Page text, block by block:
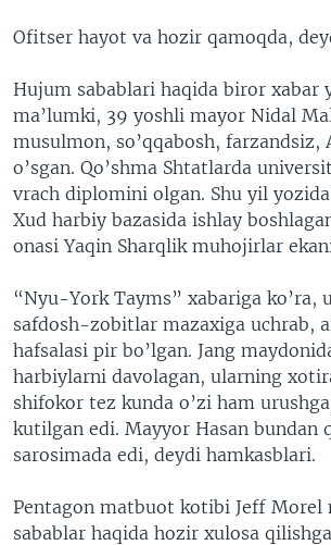
Ofitser hayot va hozir qamoqda,
Hujum sabablari haqida biror xabar
ma’lumki, 39 yoshli mayor Nidal
musulmon, so’qqabosh, farzandsiz,
o’sgan. Qo’shma Shtatlarda
vrach diplomini olgan. Shu yil
Xud harbiy bazasida ishlay
onasi Yaqin Sharqlik muhojirlar
“Nyu-York Tayms” xabariga ko’ra,
safdosh-zobitlar mazaxiga uchrab,
hafsalasi pir bo’lgan. Jang
harbiylarni davolagan, ularning
shifokor tez kunda o’zi ham
kutilgan edi. Mayyor Hasan bundan
sarosimada edi, deydi hamkasblari.
Pentagon matbuot kotibi Jeff Morel
sabablar haqida hozir xulosa